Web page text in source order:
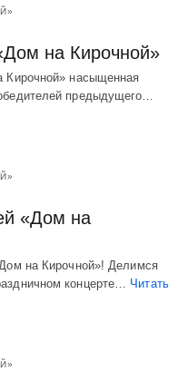
на Кирочной»
Кирочной» насыщенная
предыдущего…
«Дом на
на Кирочной»! Делимся
концерте… Читать